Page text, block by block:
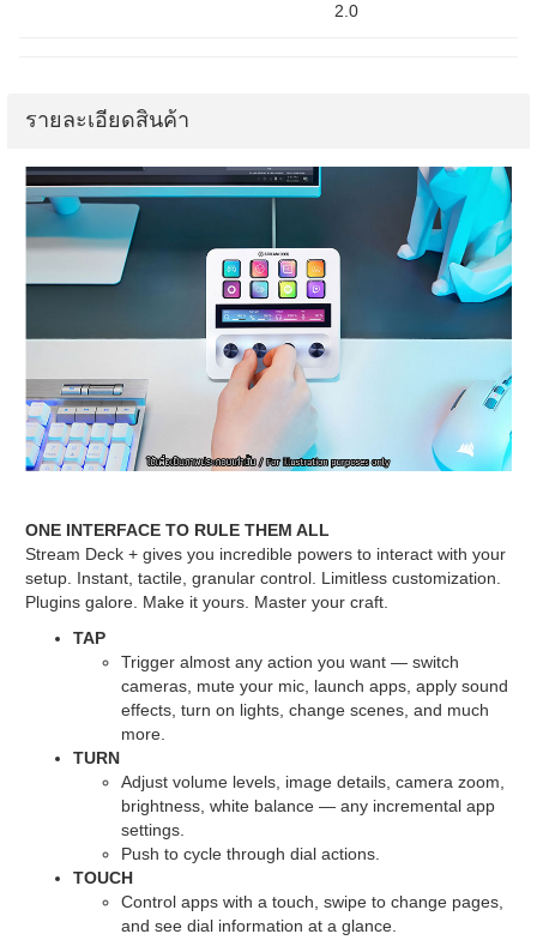
2.0
รายละเอียดสินค้า
ONE INTERFACE TO RULE THEM ALL
Stream Deck + gives you incredible powers to interact with your
setup. Instant, tactile, granular control. Limitless customization.
Plugins galore. Make it yours. Master your craft.
TAP
Trigger almost any action you want — switch
cameras, mute your mic, launch apps, apply sound
effects, turn on lights, change scenes, and much
more.
TURN
Adjust volume levels, image details, camera zoom,
brightness, white balance — any incremental app
settings.
Push to cycle through dial actions.
TOUCH
Control apps with a touch, swipe to change pages,
and see dial information at a glance.